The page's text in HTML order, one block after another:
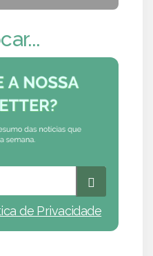
de Privacidade